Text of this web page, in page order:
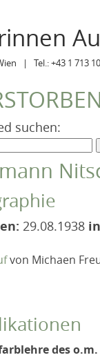
| Tel.: +43 1 713
suchen:
29.08.1938
von Michaen
des